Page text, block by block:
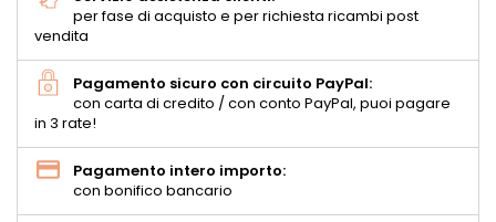
per fase di acquisto e per richiesta ricambi post
vendita
Pagamento sicuro con circuito PayPal:
con carta di credito / con conto PayPal, puoi pagare
in 3 rate!
Pagamento intero importo:
con bonifico bancario